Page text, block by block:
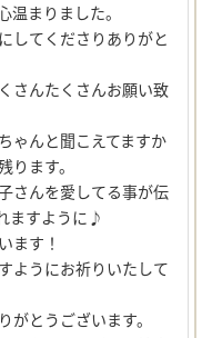
温まりました。
してくださりありがと
さんたくさんお願い致
ゃんと聞こえてますか
ります。
さんを愛してる事が伝
ますように♪
ます！
ようにお祈りいたして
がとうございます。